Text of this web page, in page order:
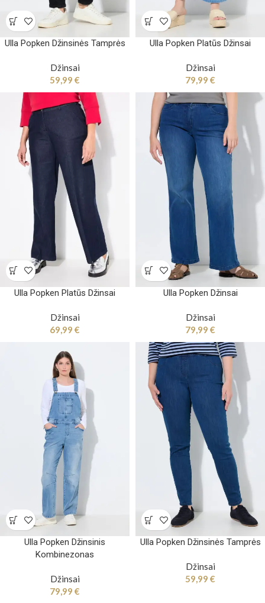
Ulla Popken Džinsinės Tamprės
Džinsai
59,99 €
Ulla Popken Platūs Džinsai
Džinsai
79,99 €
Ulla Popken Platūs Džinsai
Džinsai
69,99 €
Ulla Popken Džinsai
Džinsai
79,99 €
Ulla Popken Džinsinis
Kombinezonas
Džinsai
79,99 €
Ulla Popken Džinsinės Tamprės
Džinsai
59,99 €